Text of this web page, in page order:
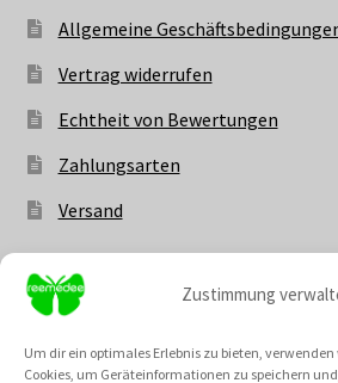
Zustimmung
Um dir ein optimales Erlebnis zu bieten,
Cookies, um Geräteinformationen zu speichern
Allgemeine
Vertrag widerrufen
Echtheit von Bewertungen
Zahlungsarten
Versand